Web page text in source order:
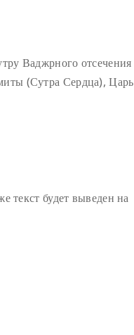
Ваджрного отсечения
(Сутра Сердца), Царь
текст будет выведен на